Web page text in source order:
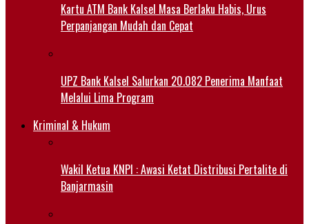
Kartu ATM Bank Kalsel Masa Berlaku Habis, Urus
Perpanjangan Mudah dan Cepat
UPZ Bank Kalsel Salurkan 20.082 Penerima Manfaat
Melalui Lima Program
Kriminal & Hukum
Wakil Ketua KNPI : Awasi Ketat Distribusi Pertalite di
Banjarmasin